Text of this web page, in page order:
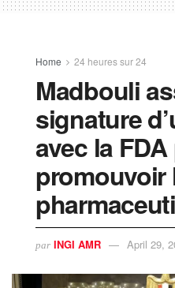
Home 24 heures sur 24
Madbouli
signature
avec la
promouvoir
par INGI AMR April 29,